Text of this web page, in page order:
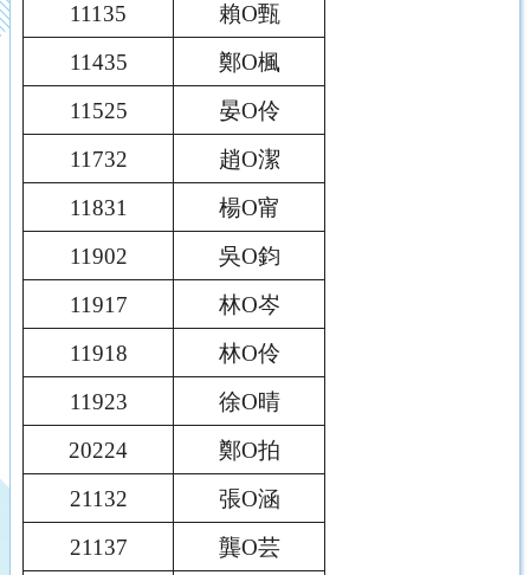
11135
賴O甄
11435
鄭O楓
11525
晏O伶
11732
趙O潔
11831
楊O甯
11902
吳O鈞
11917
林O岑
11918
林O伶
11923
徐O晴
20224
鄭O拍
21132
張O涵
21137
龔O芸